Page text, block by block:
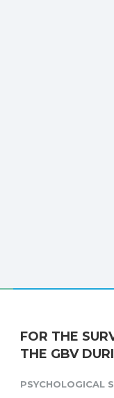
FOR THE
THE GBV
PSYCHOLOGICAL